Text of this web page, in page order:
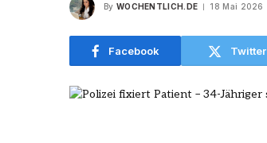
By WOCHENTLICH.DE 18 Mai 2026
Facebook Twitter